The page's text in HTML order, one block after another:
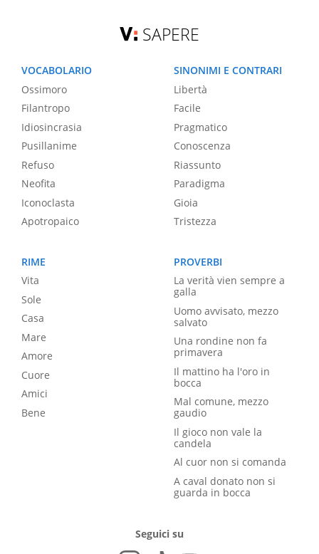
SAPERE
VOCABOLARIO
Ossimoro
Filantropo
Idiosincrasia
Pusillanime
Refuso
Neofita
Iconoclasta
Apotropaico
SINONIMI E CONTRARI
Libertà
Facile
Pragmatico
Conoscenza
Riassunto
Paradigma
Gioia
Tristezza
RIME
Vita
Sole
Casa
Mare
Amore
Cuore
Amici
Bene
PROVERBI
La verità vien sempre a
galla
Uomo avvisato, mezzo
salvato
Una rondine non fa
primavera
Il mattino ha l'oro in
bocca
Mal comune, mezzo
gaudio
Il gioco non vale la
candela
Al cuor non si comanda
A caval donato non si
guarda in bocca
Seguici su